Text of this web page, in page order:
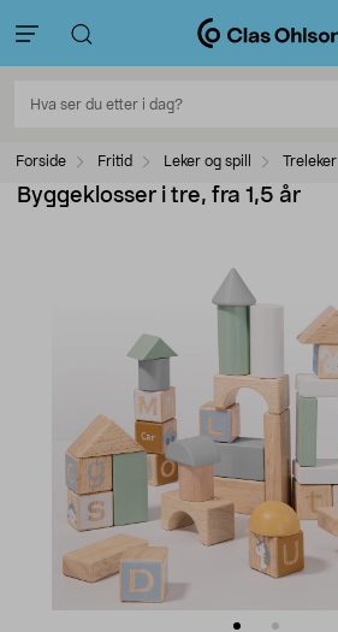
Forside Fritid Leker og spill Treleker
Byggeklosser i tre, fra 1,5 år